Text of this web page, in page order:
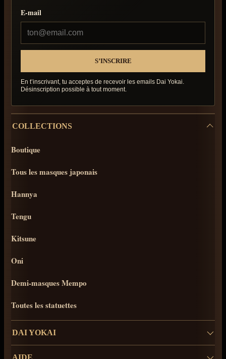
E-mail
En t’inscrivant, tu acceptes de recevoir les emails Dai Yokai.
Désinscription possible à tout moment.
COLLECTIONS
Boutique
Tous les masques japonais
Hannya
Tengu
Kitsune
Oni
Demi-masques Mempo
Toutes les statuettes
DAI YOKAI
AIDE